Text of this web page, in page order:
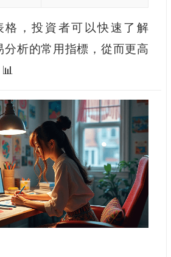
格，投資者可以快速了解
分析的常用指標，從而更高